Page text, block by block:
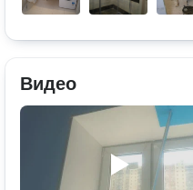
Видео